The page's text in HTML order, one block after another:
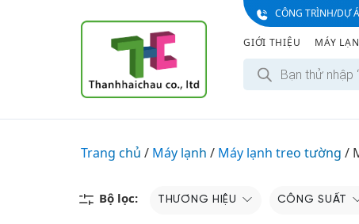
c
CÔNG TRÌNH/DỰ
GIỚI THIỆU MÁY
T
m
i
s
h
Trang chủ / Máy lạnh / Máy lạnh treo tường /
Bộ lọc: THƯƠNG HIỆU CÔNG SUẤT